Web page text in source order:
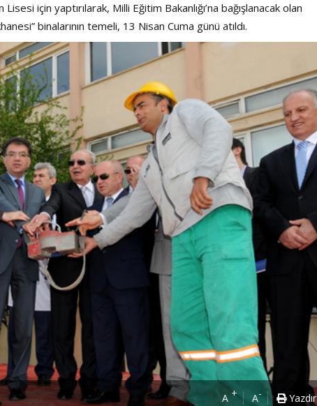
için yaptırılarak, Milli Eğitim Bakanlığı’na bağışlanacak olan
binalarının temeli, 13 Nisan Cuma günü atıldı.
A + A- Yazdır